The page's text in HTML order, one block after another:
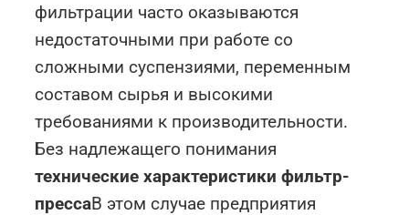
фильтрации часто оказываются
недостаточными при работе со
сложными суспензиями, переменным
составом сырья и высокими
требованиями к производительности.
Без надлежащего понимания
технические характеристики фильтр-
прессаВ этом случае предприятия